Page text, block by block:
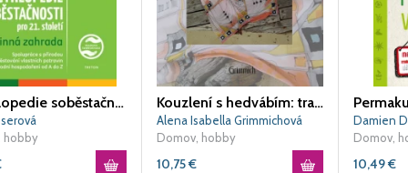
Encyklopedie soběstačnosti 1
hobby
Kouzlení s hedvábím: tradiční i netradiční
Alena Isabella Grimmichová
Domov, hobby
10,75€
Damien
Domov,
10,49€